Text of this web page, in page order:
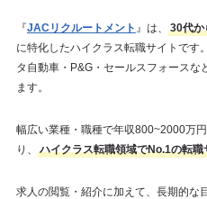
『JACリクルートメント 』は、
30代か
に特化したハイクラス転職サイトです
タ自動車・P&G・セールスフォースな
ます。
幅広い業種・職種で年収800~2000万
り、
ハイクラス転職領域でNo.1の転職
求人の閲覧・紹介に加えて、長期的な